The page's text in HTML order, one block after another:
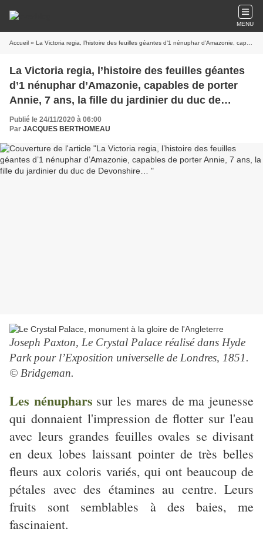
MENU
Accueil » La Victoria regia, l’histoire des feuilles géantes d’1 nénuphar d’Amazonie, capables de porter Annie, 7 ans, la fille du jardinier du duc de Devonshire…
La Victoria regia, l’histoire des feuilles géantes
d’1 nénuphar d’Amazonie, capables de porter
Annie, 7 ans, la fille du jardinier du duc de
Devonshire…
Publié le 24/11/2020 à 06:00
Par JACQUES BERTHOMEAU
Joseph Paxton, Le Crystal Palace réalisé dans Hyde
Park pour l’Exposition universelle de Londres, 1851.
© Bridgeman.
Les nénuphars sur les mares de ma jeunesse
qui donnaient l'impression de flotter sur l'eau
avec leurs grandes feuilles ovales se divisant
en deux lobes laissant pointer de très belles
fleurs aux coloris variés, qui ont beaucoup de
pétales avec des étamines au centre. Leurs
fruits sont semblables à des baies, me
fascinaient.